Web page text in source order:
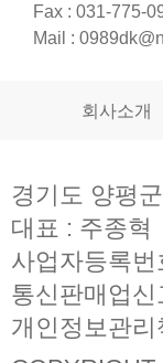
Fax : 031-775-
Mail :
회사소개
경기도 양평
대표 : 주종혁
사업자등록
통신판매업
개인정보관